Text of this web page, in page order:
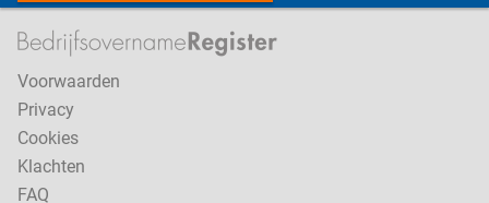
Voorwaarden
Privacy
Cookies
Klachten
FAQ